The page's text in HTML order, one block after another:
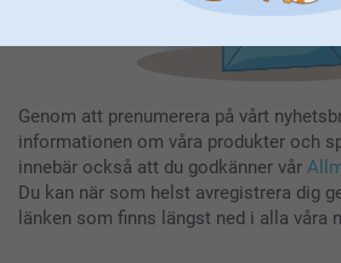
Genom att prenumerera på vårt
informationen om våra produkter och
innebär också att du godkänner vår
Du kan när som helst avregistrera dig
länken som finns längst ned i alla våra